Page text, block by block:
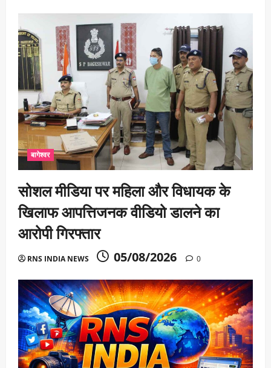
बागेश्वर
सोशल मीडिया पर महिला और विधायक के
खिलाफ आपत्तिजनक वीडियो डालने का
आरोपी गिरफ्तार
RNS INDIA NEWS 05/08/2026 0